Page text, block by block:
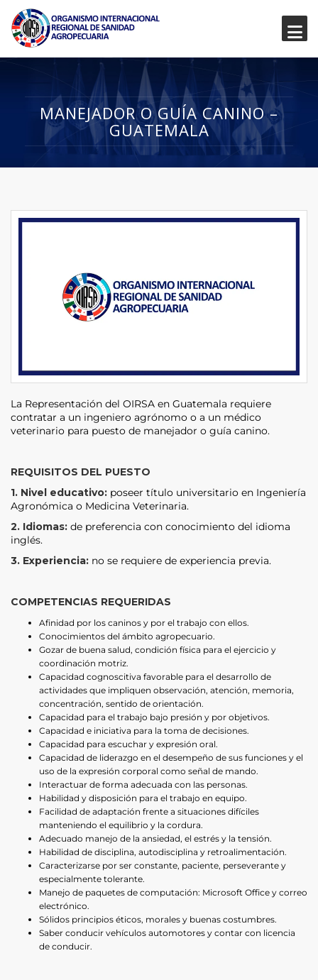
MANEJADOR O GUÍA CANINO –
GUATEMALA
La Representación del OIRSA en Guatemala requiere
contratar a un ingeniero agrónomo o a un médico
veterinario para puesto de manejador o guía canino.
REQUISITOS DEL PUESTO
1. Nivel educativo: poseer título universitario en Ingeniería
Agronómica o Medicina Veterinaria.
2. Idiomas: de preferencia con conocimiento del idioma
inglés.
3. Experiencia: no se requiere de experiencia previa.
COMPETENCIAS REQUERIDAS
Afinidad por los caninos y por el trabajo con ellos.
Conocimientos del ámbito agropecuario.
Gozar de buena salud, condición física para el ejercicio y
coordinación motriz.
Capacidad cognoscitiva favorable para el desarrollo de
actividades que impliquen observación, atención, memoria,
concentración, sentido de orientación.
Capacidad para el trabajo bajo presión y por objetivos.
Capacidad e iniciativa para la toma de decisiones.
Capacidad para escuchar y expresión oral.
Capacidad de liderazgo en el desempeño de sus funciones y el
uso de la expresión corporal como señal de mando.
Interactuar de forma adecuada con las personas.
Habilidad y disposición para el trabajo en equipo.
Facilidad de adaptación frente a situaciones difíciles
manteniendo el equilibrio y la cordura.
Adecuado manejo de la ansiedad, el estrés y la tensión.
Habilidad de disciplina, autodisciplina y retroalimentación.
Caracterizarse por ser constante, paciente, perseverante y
especialmente tolerante.
Manejo de paquetes de computación: Microsoft Office y correo
electrónico.
Sólidos principios éticos, morales y buenas costumbres.
Saber conducir vehículos automotores y contar con licencia
de conducir.